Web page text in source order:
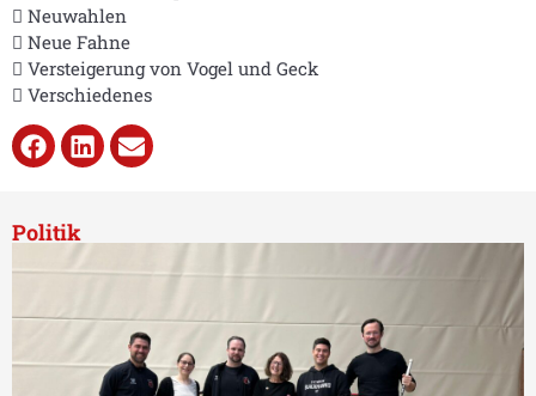
 Neuwahlen
 Neue Fahne
 Versteigerung von Vogel und Geck
 Verschiedenes
Politik